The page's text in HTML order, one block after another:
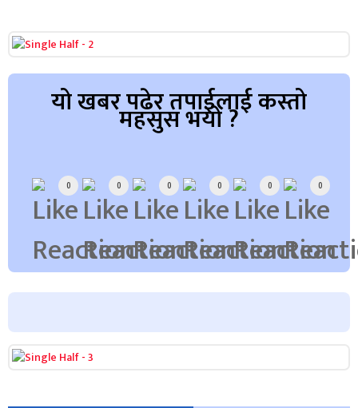
यो खबर पढेर तपाईलाई कस्तो
महसुस भयो ?
0 0 0 0 0 0